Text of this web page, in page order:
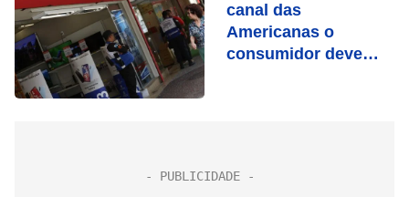
canal das
Americanas o
consumidor deve